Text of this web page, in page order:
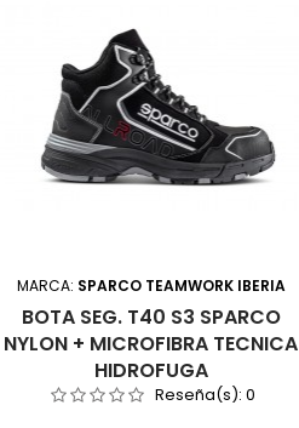
MARCA: SPARCO TEAMWORK IBERIA
BOTA SEG. T40 S3 SPARCO
NYLON + MICROFIBRA TECNICA
HIDROFUGA
Reseña(s): 0